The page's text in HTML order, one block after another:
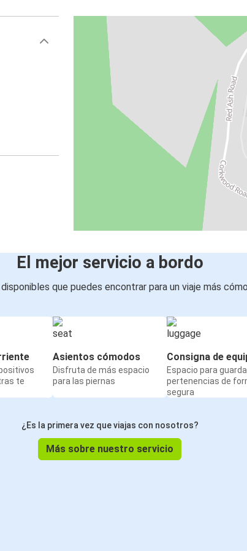
El mejor servicio a bordo
que puedes encontrar para un viaje más
te
Asientos cómodos
Disfruta de más espacio
para las piernas
Consigna de
Espacio para
pertenencias de
segura
¿Es la primera vez que viajas con nosotros?
Más sobre nuestro servicio